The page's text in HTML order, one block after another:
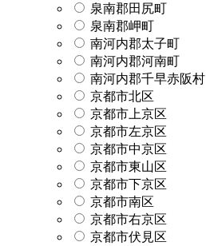
泉南郡田尻町
泉南郡岬町
南河内郡太子町
南河内郡河南町
南河内郡千早赤阪村
京都市北区
京都市上京区
京都市左京区
京都市中京区
京都市東山区
京都市下京区
京都市南区
京都市右京区
京都市伏見区